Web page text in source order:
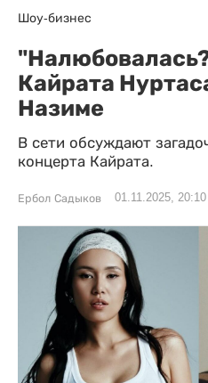
Шоу-бизнес
Кайрата
Назиме
В сети обсуждают
концерта Кайрата.
Ербол Садыков 01.11.2025, 20:10